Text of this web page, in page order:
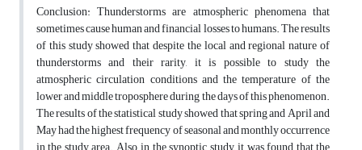
Conclusion: Thunderstorms are atmospheric phenomena that
sometimes cause human and financial losses to humans. The results
of this study showed that despite the local and regional nature of
thunderstorms and their rarity, it is possible to study the
atmospheric circulation conditions and the temperature of the
lower and middle troposphere during the days of this phenomenon.
The results of the statistical study showed that spring and April and
May had the highest frequency of seasonal and monthly occurrence